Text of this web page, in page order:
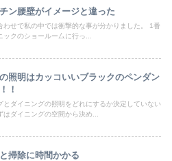
ン腰壁がイメージと違った
わせで私の中では衝撃的な事が分かりました。 1番
ックのショールー厶に行っ...
照明はカッコいいブラックのペンダン
！
とダイニングの照明をどれにするか決定していない
はダイニングの空間から決め...
掃除に時間かかる